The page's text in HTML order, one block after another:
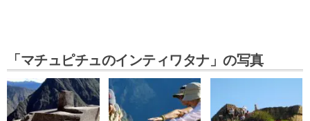
「マチュピチュのインティワタナ」の写真